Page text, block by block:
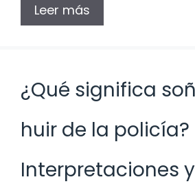
Leer más
¿Qué significa
huir de la policía?
Interpretaciones y